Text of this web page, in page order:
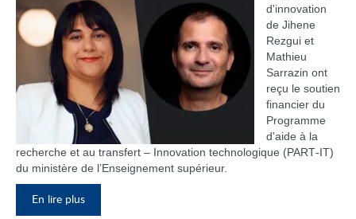
d'innovation
de Jihene
Rezgui et
Mathieu
Sarrazin ont
reçu le soutien
financier du
Programme
d'aide à la
recherche et au transfert – Innovation technologique (PART‑IT)
du ministère de l’Enseignement supérieur.
En lire plus